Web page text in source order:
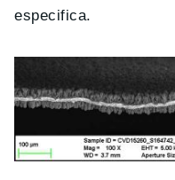
especifica.